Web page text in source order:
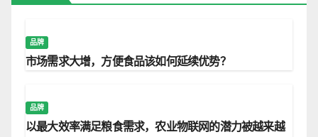
品牌
市场需求大增，方便食品该如何延续优势？
品牌
以最大效率满足粮食需求，农业物联网的潜力被越来越